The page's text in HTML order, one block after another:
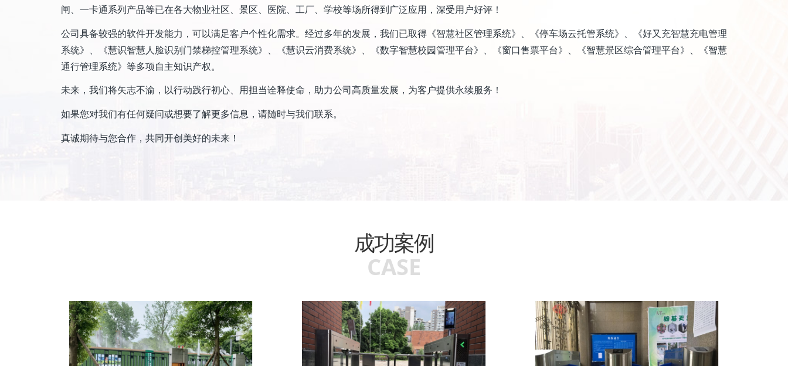
闸、一卡通系列产品等已在各大物业社区、景区、医院、工厂、学校等场所得到广泛应用，深受用户好评！
公司具备较强的软件开发能力，可以满足客户个性化需求。经过多年的发展，我们已取得《智慧社区管理系统》、《停车场云托管系统》、《好又充智慧充电管理
系统》、《慧识智慧人脸识别门禁梯控管理系统》、《慧识云消费系统》、《数字智慧校园管理平台》、《窗口售票平台》、《智慧景区综合管理平台》、《智慧
通行管理系统》等多项自主知识产权。
未来，我们将矢志不渝，以行动践行初心、用担当诠释使命，助力公司高质量发展，为客户提供永续服务！
如果您对我们有任何疑问或想要了解更多信息，请随时与我们联系。
真诚期待与您合作，共同开创美好的未来！
成功案例
CASE